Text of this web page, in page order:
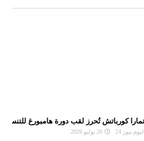
تُحرز لقب دورة هامبورغ للتنس
26 يوليو 2026